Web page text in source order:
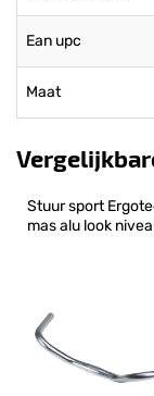
Ean upc
Maat
Stuur sport
mas alu look